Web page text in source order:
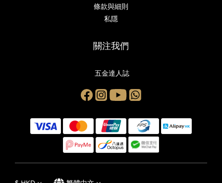
條款與細則
私隱
關注我們
五金達人誌